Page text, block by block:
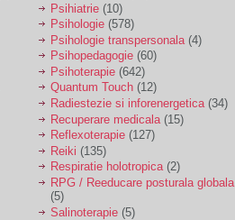
Psihiatrie (10)
Psihologie (578)
Psihologie transpersonala (4)
Psihopedagogie (60)
Psihoterapie (642)
Quantum Touch (12)
Radiestezie si inforenergetica(34)
Recuperare medicala (15)
Reflexoterapie (127)
Reiki (135)
Respiratie holotropica(2)
RPG / Reeducare posturala globala
(5)
Salinoterapie (5)